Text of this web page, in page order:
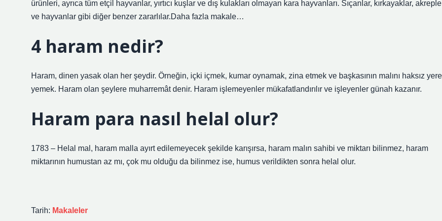
ürünleri, ayrıca tüm etçil hayvanlar, yırtıcı kuşlar ve dış kulakları olmayan kara hayvanları. Sıçanlar, kırkayaklar,
ve hayvanlar gibi diğer benzer zararlılar.Daha fazla makale…
4 haram nedir?
Haram, dinen yasak olan her şeydir. Örneğin, içki içmek, kumar oynamak, zina etmek ve başkasının malını haksız yere
yemek. Haram olan şeylere muharremât denir. Haram işlemeyenler mükafatlandırılır ve işleyenler günah kazanır.
Haram para nasıl helal olur?
1783 – Helal mal, haram malla ayırt edilemeyecek şekilde karışırsa, haram malın sahibi ve miktarı bilinmez, haram
miktarının humustan az mı, çok mu olduğu da bilinmez ise, humus verildikten sonra helal olur.
Tarih: Makaleler